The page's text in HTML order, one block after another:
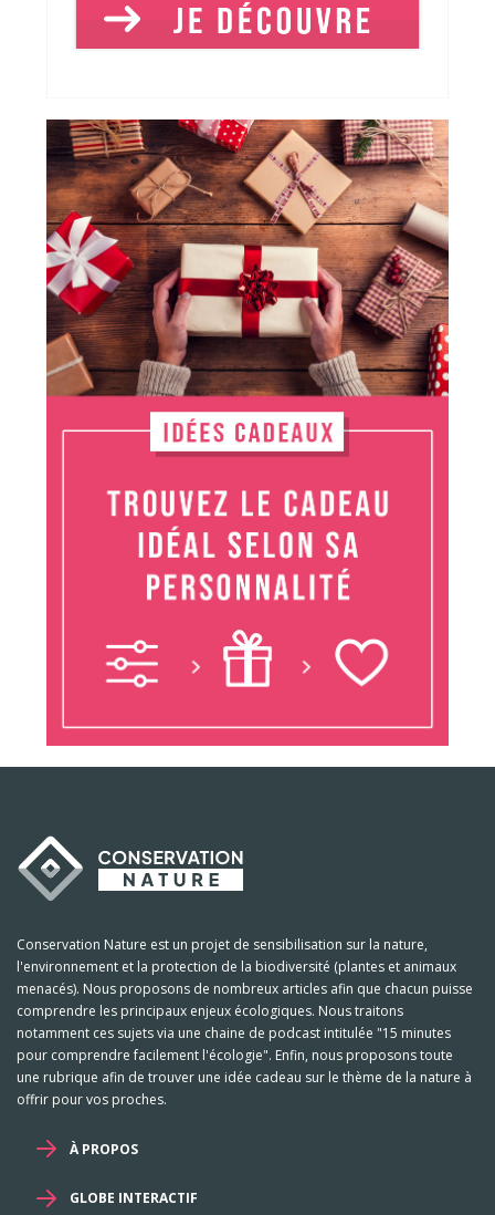
Conservation Nature est un projet de sensibilisation sur la nature,
l'environnement et la protection de la biodiversité (plantes et animaux
menacés). Nous proposons de nombreux articles afin que chacun puisse
comprendre les principaux enjeux écologiques. Nous traitons
notamment ces sujets via une chaine de podcast intitulée "15 minutes
pour comprendre facilement l'écologie". Enfin, nous proposons toute
une rubrique afin de trouver une idée cadeau sur le thème de la nature à
offrir pour vos proches.
À PROPOS
GLOBE INTERACTIF